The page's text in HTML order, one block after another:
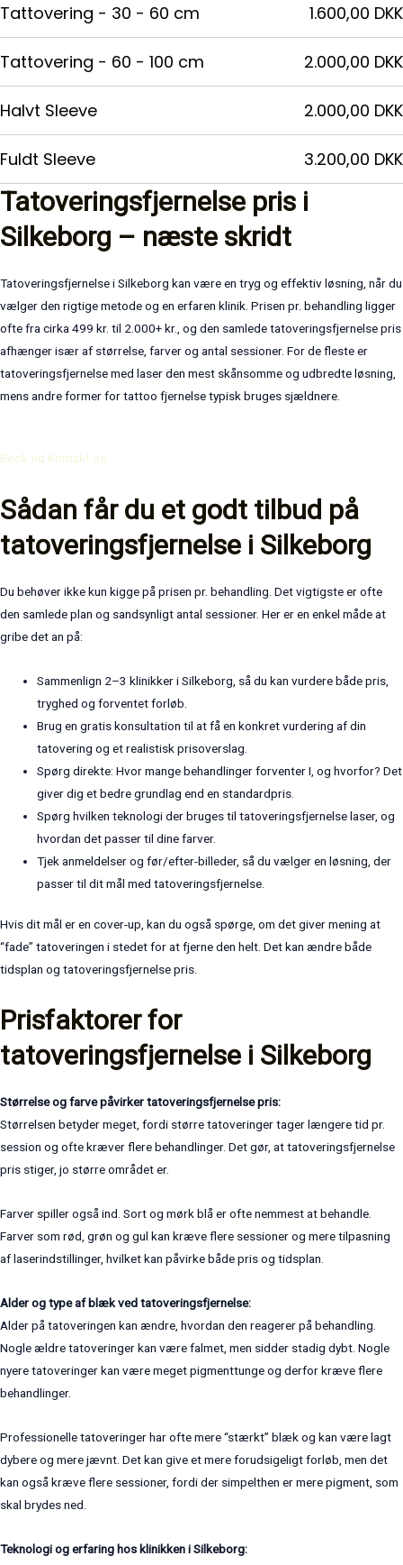
Tattovering - 30 - 60 cm 1.600,00 DKK
Tattovering - 60 - 100 cm 2.000,00 DKK
Halvt Sleeve 2.000,00 DKK
Fuldt Sleeve 3.200,00 DKK
Tatoveringsfjernelse pris i
Silkeborg – næste skridt
Tatoveringsfjernelse i Silkeborg kan være en tryg og effektiv løsning, når du
vælger den rigtige metode og en erfaren klinik. Prisen pr. behandling ligger
ofte fra cirka 499 kr. til 2.000+ kr., og den samlede tatoveringsfjernelse pris
afhænger især af størrelse, farver og antal sessioner. For de fleste er
tatoveringsfjernelse med laser den mest skånsomme og udbredte løsning,
mens andre former for tattoo fjernelse typisk bruges sjældnere.
Book tid Kontakt os
Sådan får du et godt tilbud på
tatoveringsfjernelse i Silkeborg
Du behøver ikke kun kigge på prisen pr. behandling. Det vigtigste er ofte
den samlede plan og sandsynligt antal sessioner. Her er en enkel måde at
gribe det an på:
Sammenlign 2–3 klinikker i Silkeborg, så du kan vurdere både pris,
tryghed og forventet forløb.
Brug en gratis konsultation til at få en konkret vurdering af din
tatovering og et realistisk prisoverslag.
Spørg direkte: Hvor mange behandlinger forventer I, og hvorfor? Det
giver dig et bedre grundlag end en standardpris.
Spørg hvilken teknologi der bruges til tatoveringsfjernelse laser, og
hvordan det passer til dine farver.
Tjek anmeldelser og før/efter-billeder, så du vælger en løsning, der
passer til dit mål med tatoveringsfjernelse.
Hvis dit mål er en cover-up, kan du også spørge, om det giver mening at
“fade” tatoveringen i stedet for at fjerne den helt. Det kan ændre både
tidsplan og tatoveringsfjernelse pris.
Prisfaktorer for
tatoveringsfjernelse i Silkeborg
Størrelse og farve påvirker tatoveringsfjernelse pris:
Størrelsen betyder meget, fordi større tatoveringer tager længere tid pr.
session og ofte kræver flere behandlinger. Det gør, at tatoveringsfjernelse
pris stiger, jo større området er.
Farver spiller også ind. Sort og mørk blå er ofte nemmest at behandle.
Farver som rød, grøn og gul kan kræve flere sessioner og mere tilpasning
af laserindstillinger, hvilket kan påvirke både pris og tidsplan.
Alder og type af blæk ved tatoveringsfjernelse:
Alder på tatoveringen kan ændre, hvordan den reagerer på behandling.
Nogle ældre tatoveringer kan være falmet, men sidder stadig dybt. Nogle
nyere tatoveringer kan være meget pigmenttunge og derfor kræve flere
behandlinger.
Professionelle tatoveringer har ofte mere “stærkt” blæk og kan være lagt
dybere og mere jævnt. Det kan give et mere forudsigeligt forløb, men det
kan også kræve flere sessioner, fordi der simpelthen er mere pigment, som
skal brydes ned.
Teknologi og erfaring hos klinikken i Silkeborg: